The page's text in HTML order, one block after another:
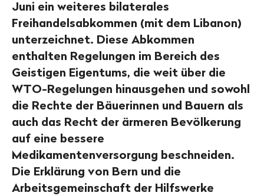
Juni ein weiteres bilaterales
Freihandelsabkommen (mit dem Libanon)
unterzeichnet. Diese Abkommen
enthalten Regelungen im Bereich des
Geistigen Eigentums, die weit über die
WTO-Regelungen hinausgehen und sowohl
die Rechte der Bäuerinnen und Bauern als
auch das Recht der ärmeren Bevölkerung
auf eine bessere
Medikamentenversorgung beschneiden.
Die Erklärung von Bern und die
Arbeitsgemeinschaft der Hilfswerke